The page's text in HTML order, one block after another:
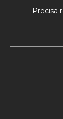
Precisa